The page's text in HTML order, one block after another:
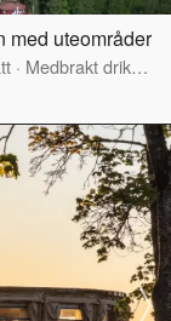
med uteområder
· Medbrakt drikke tillatt